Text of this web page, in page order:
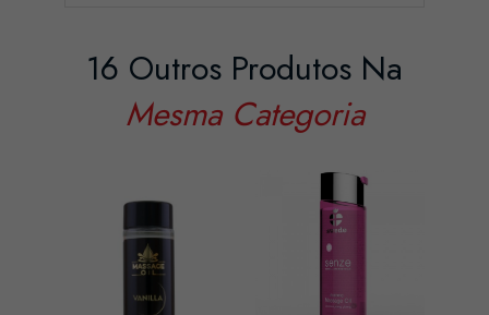
16 Outros Produtos Na
Mesma Categoria